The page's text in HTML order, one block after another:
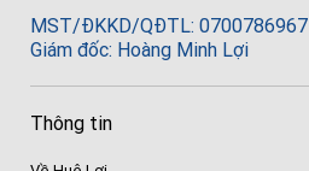
MST/ĐKKD/QĐTL: 0700786967
Giám đốc: Hoàng Minh Lợi
Thông tin